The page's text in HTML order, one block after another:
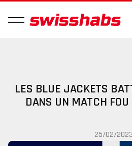
LES BLUE JACKETS
DANS UN MATCH
25/02/2023